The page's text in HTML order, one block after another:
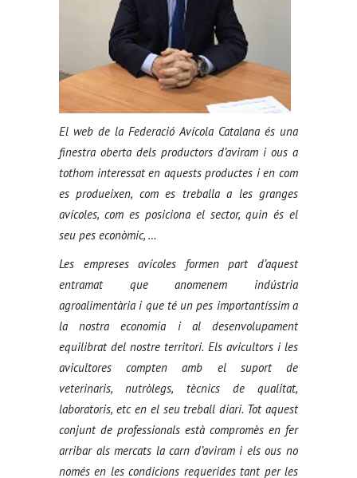
El web de la Federació Avícola Catalana és una
finestra oberta dels productors d’aviram i ous a
tothom interessat en aquests productes i en com
es produeixen, com es treballa a les granges
avícoles, com es posiciona el sector, quin és el
seu pes econòmic, …
Les empreses avícoles formen part d’aquest
entramat que anomenem indústria
agroalimentària i que té un pes importantíssim a
la nostra economia i al desenvolupament
equilibrat del nostre territori. Els avicultors i les
avicultores compten amb el suport de
veterinaris, nutròlegs, tècnics de qualitat,
laboratoris, etc en el seu treball diari. Tot aquest
conjunt de professionals està compromès en fer
arribar als mercats la carn d’aviram i els ous no
només en les condicions requerides tant per les